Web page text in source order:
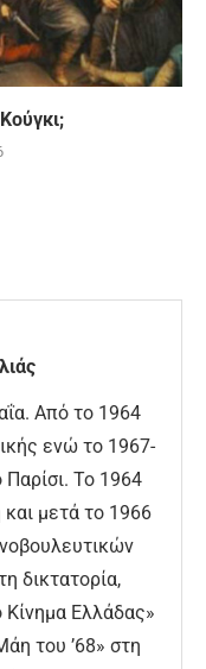
Από το 1964
ενώ το 1967-
Το 1964
μετά το 1966
δικτατορία,
Κίνημα Ελλάδας»
του ’68» στη